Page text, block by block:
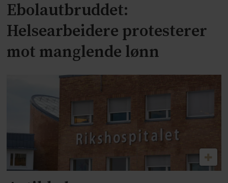
Ebolautbruddet:
Helsearbeidere protesterer
mot manglende lønn